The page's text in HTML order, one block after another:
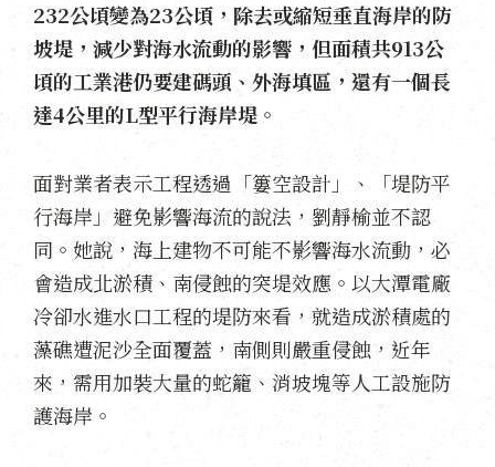
232公頃變為23公頃，除去或縮短垂直海岸的防
坡堤，減少對海水流動的影響，但面積共913公
頃的工業港仍要建碼頭、外海填區，還有一個長
達4公里的L型平行海岸堤。
面對業者表示工程透過「簍空設計」、「堤防平
行海岸」避免影響海流的說法，劉靜榆並不認
同。她說，海上建物不可能不影響海水流動，必
會造成北淤積、南侵蝕的突堤效應。以大潭電廠
冷卻水進水口工程的堤防來看，就造成淤積處的
藻礁遭泥沙全面覆蓋，南側則嚴重侵蝕，近年
來，需用加裝大量的蛇籠、消坡塊等人工設施防
護海岸。